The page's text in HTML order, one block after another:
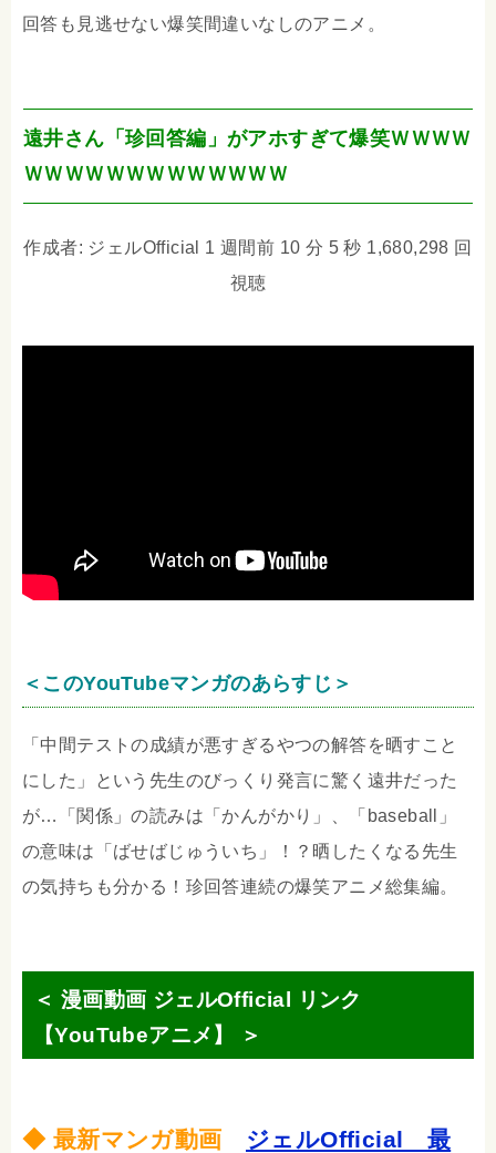
回答も見逃せない爆笑間違いなしのアニメ。
遠井さん「珍回答編」がアホすぎて爆笑ＷＷＷＷ
ＷＷＷＷＷＷＷＷＷＷＷＷＷ
作成者: ジェルOfficial 1 週間前 10 分 5 秒 1,680,298 回
視聴
＜このYouTubeマンガのあらすじ＞
「中間テストの成績が悪すぎるやつの解答を晒すこと
にした」という先生のびっくり発言に驚く遠井だった
が…「関係」の読みは「かんがかり」、「baseball」
の意味は「ばせばじゅういち」！？晒したくなる先生
の気持ちも分かる！珍回答連続の爆笑アニメ総集編。
＜ 漫画動画 ジェルOfficial リンク
【YouTubeアニメ】 ＞
◆ 最新マンガ動画 ジェルOfficial 最